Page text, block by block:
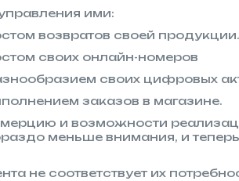
ими:
возвратов своей продукции.
своих онлайн-номеров
своих цифровых
заказов в магазине.
и возможности
меньше внимания, и
не соответствует их